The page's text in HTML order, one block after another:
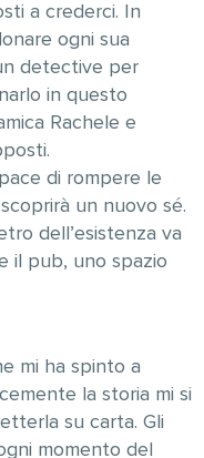
a crederci. In
ogni sua
detective per
in questo
Rachele e
di rompere le
un nuovo sé.
dell’esistenza va
il pub, uno spazio
mi ha spinto a
la storia mi si
su carta. Gli
momento del